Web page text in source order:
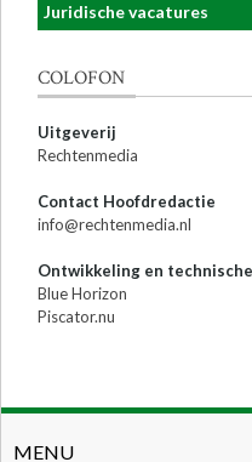
Juridische vacatures
COLOFON
Uitgeverij
Rechtenmedia
Contact Hoofdredactie
info@rechtenmedia.nl
Ontwikkeling en
Blue Horizon
Piscator.nu
MENU